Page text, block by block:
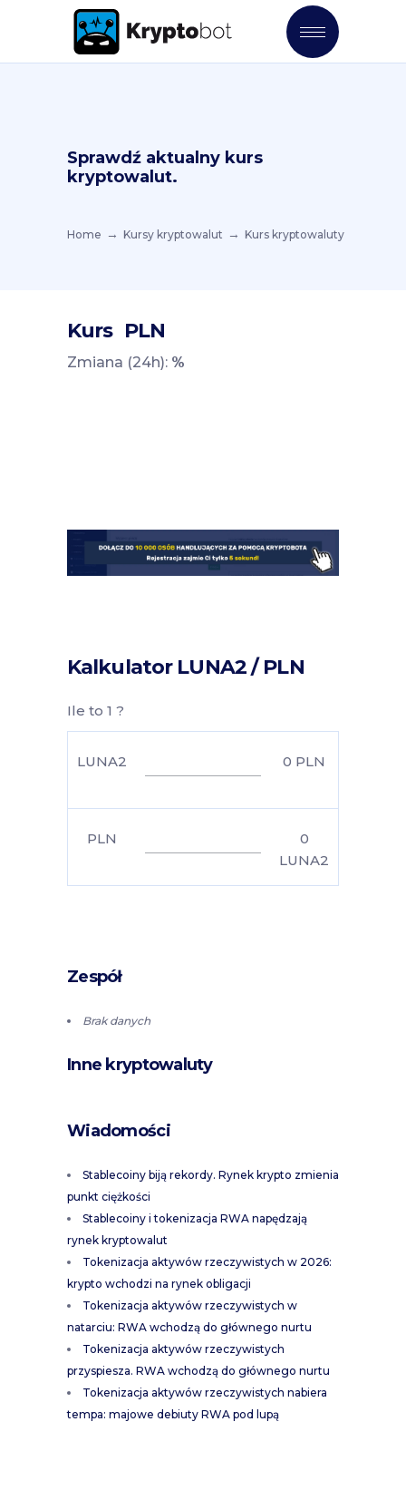
Sprawdź aktualny kurs
kryptowalut.
Home Kursy kryptowalut Kurs kryptowaluty
Kurs PLN
Zmiana (24h): %
Kalkulator LUNA2 / PLN
Ile to 1 ?
LUNA2 0 PLN
PLN
0
LUNA2
Zespół
Brak danych
Inne kryptowaluty
Wiadomości
Stablecoiny biją rekordy. Rynek krypto zmienia
punkt ciężkości
Stablecoiny i tokenizacja RWA napędzają
rynek kryptowalut
Tokenizacja aktywów rzeczywistych w 2026:
krypto wchodzi na rynek obligacji
Tokenizacja aktywów rzeczywistych w
natarciu: RWA wchodzą do głównego nurtu
Tokenizacja aktywów rzeczywistych
przyspiesza. RWA wchodzą do głównego nurtu
Tokenizacja aktywów rzeczywistych nabiera
tempa: majowe debiuty RWA pod lupą